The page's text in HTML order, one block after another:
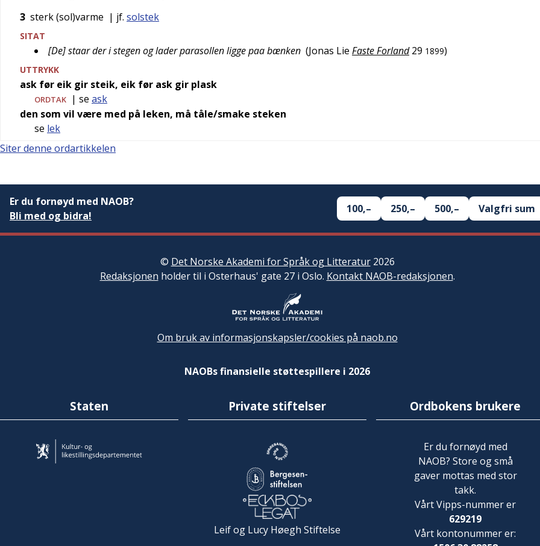
3 sterk (sol)varme | jf. solstek
SITAT
[De] staar der i stegen og lader parasollen ligge paa bænken (Jonas Lie Faste Forland 29 1899)
UTTRYKK
ask før eik gir steik, eik før ask gir plask
ORDTAK | se ask
den som vil være med på leken, må tåle/smake steken
se lek
Siter denne ordartikkelen
Er du fornøyd med NAOB?
Bli med og bidra!
100,– 250,– 500,– Valgfri sum
© Det Norske Akademi for Språk og Litteratur2026
Redaksjonen holder til i Osterhaus' gate 27 i Oslo. Kontakt NAOB-redaksjonen.
Om bruk av informasjonskapsler/cookies på naob.no
NAOBs finansielle støttespillere i 2026
Staten Private stiftelser
Leif og Lucy Høegh Stiftelse
Ordbokens brukere
Er du fornøyd med
NAOB? Store og små
gaver mottas med stor
takk.
Vårt Vipps-nummer er
629219
Vårt kontonummer er: